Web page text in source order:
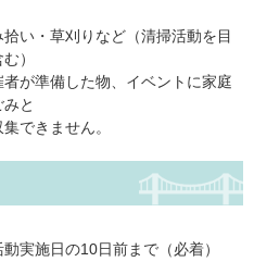
い・草刈りなど（清掃活動を目
）
備した物、イベントに家庭
と
ません。
施日の10日前まで（必着）